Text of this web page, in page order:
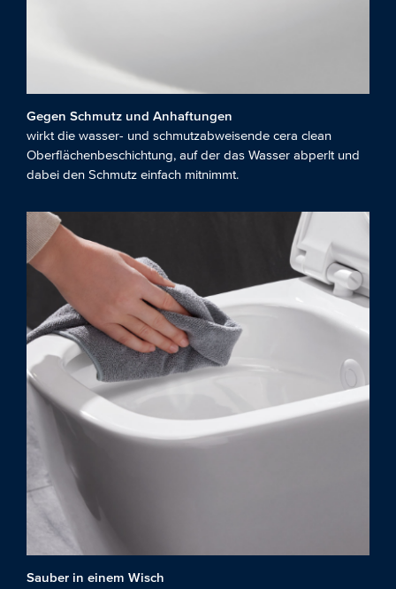
Gegen Schmutz und Anhaftungen
wirkt die wasser- und schmutzabweisende cera clean
Oberflächenbeschichtung, auf der das Wasser abperlt und
dabei den Schmutz einfach mitnimmt.
Sauber in einem Wisch